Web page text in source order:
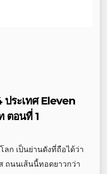
ประเทศ Eleven
ตอนที่ 1
ก เป็นย่านดังที่ถือได้ว่า
ถนนเส้นนี้ทอดยาวกว่า